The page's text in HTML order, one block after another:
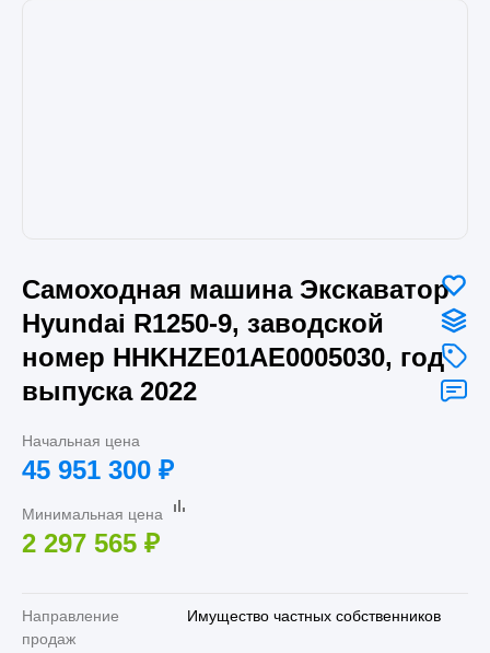
Самоходная машина Экскаватор
Hyundai R1250-9, заводской
номер HHKHZE01AE0005030, год
выпуска 2022
Начальная цена
45 951 300 ₽
Минимальная цена
2 297 565 ₽
Направление
продаж
Имущество частных собственников